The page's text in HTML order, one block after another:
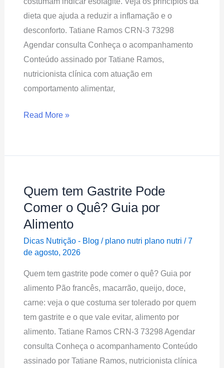
dieta que ajuda a reduzir a inflamação e o
desconforto. Tatiane Ramos CRN-3 73298
Agendar consulta Conheça o acompanhamento
Conteúdo assinado por Tatiane Ramos,
nutricionista clínica com atuação em
comportamento alimentar,
Evitar
Read More »
Quem tem Gastrite Pode
Comer o Quê? Guia por
Alimento
Dicas Nutrição - Blog / plano nutri plano nutri/7
de agosto, 2026
Quem tem gastrite pode comer o quê? Guia por
alimento Pão francês, macarrão, queijo, doce,
carne: veja o que costuma ser tolerado por quem
tem gastrite e o que vale evitar, alimento por
alimento. Tatiane Ramos CRN-3 73298 Agendar
consulta Conheça o acompanhamento Conteúdo
assinado por Tatiane Ramos, nutricionista clínica
Quem
tem
Gastrite
Comer
Quê?
Guia
por
Alimento